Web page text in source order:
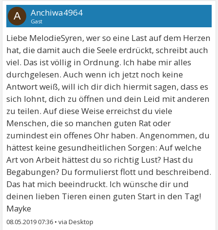
A Anchiwa4964
Gast
Liebe MelodieSyren, wer so eine Last auf dem Herzen
hat, die damit auch die Seele erdrückt, schreibt auch
viel. Das ist völlig in Ordnung. Ich habe mir alles
durchgelesen. Auch wenn ich jetzt noch keine
Antwort weiß, will ich dir dich hiermit sagen, dass es
sich lohnt, dich zu öffnen und dein Leid mit anderen
zu teilen. Auf diese Weise erreichst du viele
Menschen, die so manchen guten Rat oder
zumindest ein offenes Ohr haben. Angenommen, du
hättest keine gesundheitlichen Sorgen: Auf welche
Art von Arbeit hättest du so richtig Lust? Hast du
Begabungen? Du formulierst flott und beschreibend.
Das hat mich beeindruckt. Ich wünsche dir und
deinen lieben Tieren einen guten Start in den Tag!
Mayke
08.05.2019 07:36 •